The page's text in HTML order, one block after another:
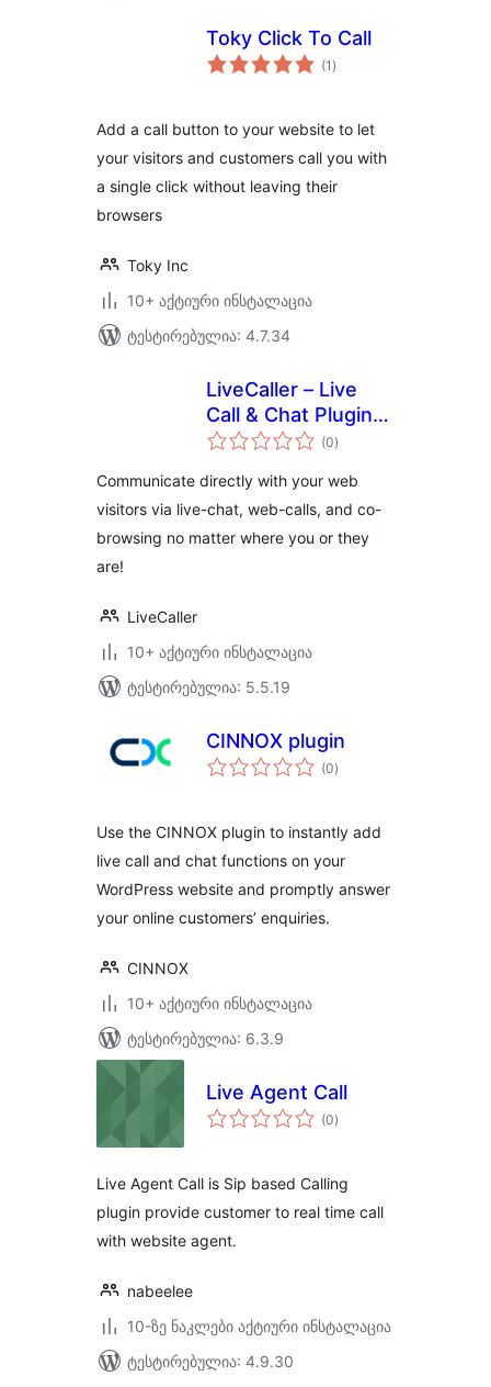
Toky Click To Call
(1 საერთო
რეიტინგი
)
Add a call button to your website to let
your visitors and customers call you with
a single click without leaving their
browsers
Toky Inc
10+ აქტიური ინსტალაცია
ტესტირებულია: 4.7.34
LiveCaller – Live
Call & Chat Plugin
for WordPress
(0საერთო
რეიტინგი
)
Communicate directly with your web
visitors via live-chat, web-calls, and co-
browsing no matter where you or they
are!
LiveCaller
10+ აქტიური ინსტალაცია
ტესტირებულია: 5.5.19
CINNOX plugin
(0საერთო
რეიტინგი
)
Use the CINNOX plugin to instantly add
live call and chat functions on your
WordPress website and promptly answer
your online customers’ enquiries.
CINNOX
10+ აქტიური ინსტალაცია
ტესტირებულია: 6.3.9
Live Agent Call
(0საერთო
რეიტინგი
)
Live Agent Call is Sip based Calling
plugin provide customer to real time call
with website agent.
nabeelee
10-ზე ნაკლები აქტიური ინსტალაცია
ტესტირებულია: 4.9.30